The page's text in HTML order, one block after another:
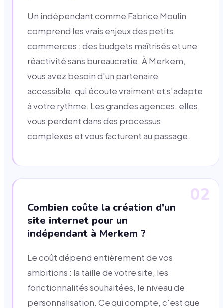
Un indépendant comme Fabrice Moulin
comprend les vrais enjeux des petits
commerces : des budgets maîtrisés et une
réactivité sans bureaucratie. À Merkem,
vous avez besoin d'un partenaire
accessible, qui écoute vraiment et s'adapte
à votre rythme. Les grandes agences, elles,
vous perdent dans des processus
complexes et vous facturent au passage.
02
Combien coûte la création d'un
site internet pour un
indépendant à Merkem ?
Le coût dépend entièrement de vos
ambitions : la taille de votre site, les
fonctionnalités souhaitées, le niveau de
personnalisation. Ce qui compte, c'est que